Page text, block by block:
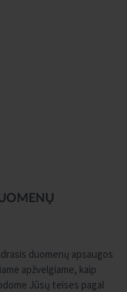
duomenų apsaugos
apžvelgiame, kaip
Jūsų teises pagal